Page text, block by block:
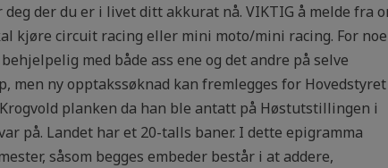
der du er i livet ditt akkurat nå. VIKTIG å melde fra
kjøre circuit racing eller mini moto/mini racing. For
med både ass ene og det andre på selve
ny opptakssøknad kan fremlegges for Hovedstyret
planken da han ble antatt på Høstutstillingen i
på. Landet har et 20-talls baner. I dette epigramma
såsom begges embeder består i at addere,